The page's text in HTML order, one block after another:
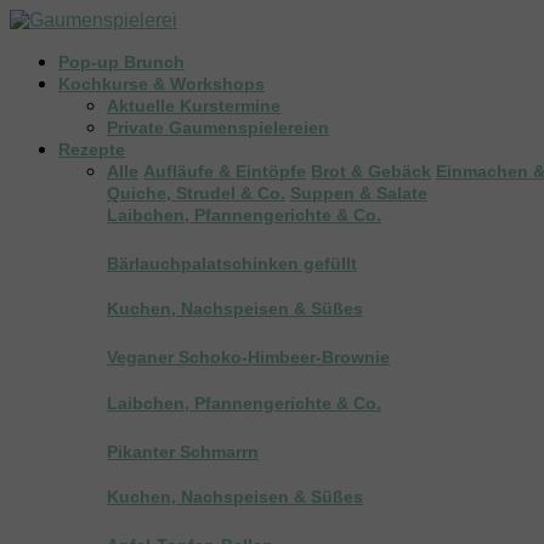
Pop-up Brunch
Kochkurse & Workshops
Aktuelle Kurstermine
Private Gaumenspielereien
Rezepte
Alle Aufläufe & Eintöpfe Brot & Gebäck Einmachen
Quiche, Strudel & Co. Suppen & Salate
Laibchen, Pfannengerichte & Co.
Bärlauchpalatschinken gefüllt
Kuchen, Nachspeisen & Süßes
Veganer Schoko-Himbeer-Brownie
Laibchen, Pfannengerichte & Co.
Pikanter Schmarrn
Kuchen, Nachspeisen & Süßes